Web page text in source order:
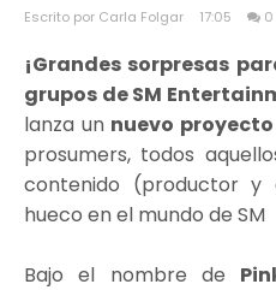
Escrito por Carla Folgar 17:05 0
¡Grandes sorpresas
grupos de SM
lanza un nuevo proyecto
prosumers, todos
contenido (productor y
hueco en el mundo de SM
Bajo el nombre de